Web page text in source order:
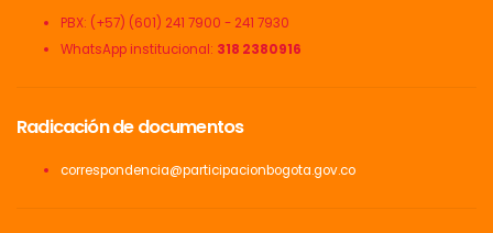
PBX: (+57) (601) 241 7900 - 241 7930
WhatsApp institucional: 318 2380916
Radicación de documentos
correspondencia@participacionbogota.gov.co